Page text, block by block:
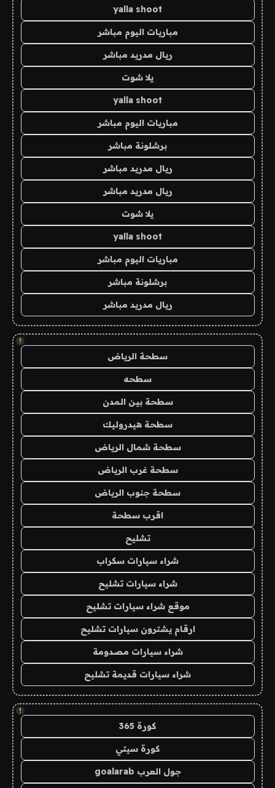
yalla shoot
مباريات اليوم مباشر
ريال مدريد مباشر
يلا شوت
yalla shoot
مباريات اليوم مباشر
برشلونة مباشر
ريال مدريد مباشر
ريال مدريد مباشر
يلا شوت
yalla shoot
مباريات اليوم مباشر
برشلونة مباشر
ريال مدريد مباشر
!
سطحة الرياض
سطحه
سطحة بين المدن
سطحة هيدروليك
سطحة شمال الرياض
سطحة غرب الرياض
سطحة جنوب الرياض
اقرب سطحة
تشليح
شراء سيارات سكراب
شراء سيارات تشليح
موقع شراء سيارات تشليح
ارقام يشترون سيارات تشليح
شراء سيارات مصدومة
شراء سيارات قديمة تشليح
!
كورة 365
كورة سيتي
جول العرب goalarab